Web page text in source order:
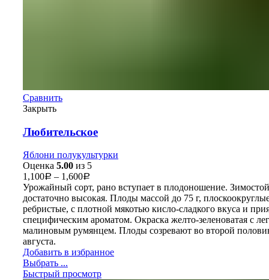
Сравнить
Закрыть
Любительское
Яблони полукультурки
Оценка 5.00 из 5
1,100Р – 1,600Р
Урожайный сорт, рано вступает в плодоношение.
достаточно высокая. Плоды массой до 75 г,
ребристые, с плотной мякотью кисло-сладкого вкуса и
специфическим ароматом. Окраска желто-зеленоватая с
малиновым румянцем. Плоды созревают во второй
августа.
Добавить в избранное
Выбрать ...
Быстрый просмотр